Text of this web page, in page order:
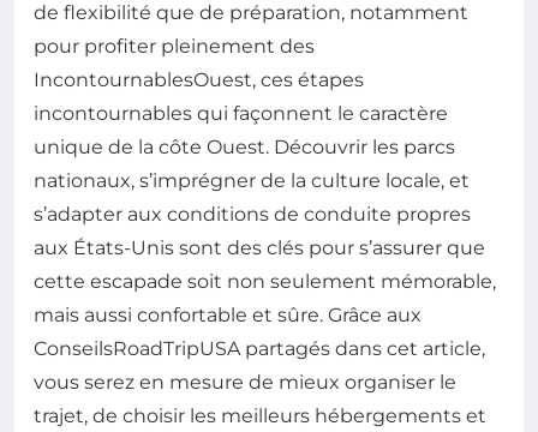
de flexibilité que de préparation, notamment
pour profiter pleinement des
IncontournablesOuest, ces étapes
incontournables qui façonnent le caractère
unique de la côte Ouest. Découvrir les parcs
nationaux, s’imprégner de la culture locale, et
s’adapter aux conditions de conduite propres
aux États-Unis sont des clés pour s’assurer que
cette escapade soit non seulement mémorable,
mais aussi confortable et sûre. Grâce aux
ConseilsRoadTripUSA partagés dans cet article,
vous serez en mesure de mieux organiser le
trajet, de choisir les meilleurs hébergements et